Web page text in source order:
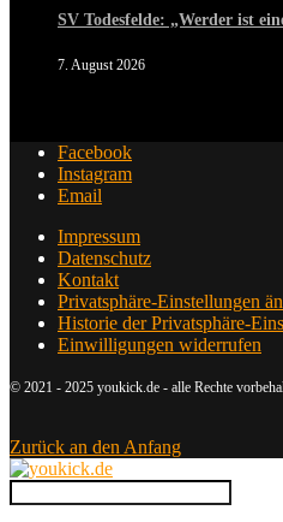
SV Todesfelde: „Werder ist
7. August 2026
Facebook
Instagram
Email
Impressum
Datenschutz
Kontakt
Privatsphäre-Einstellungen
Historie der Privatsphäre-
Einwilligungen widerrufen
© 2021 - 2025 youkick.de - alle Rechte
Zurück an den Anfang